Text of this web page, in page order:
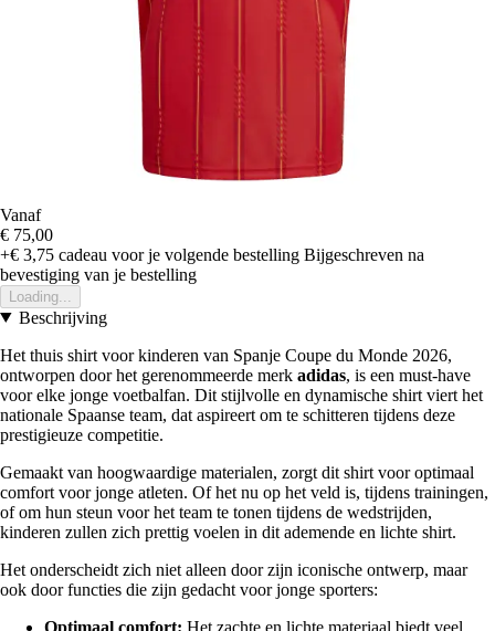
Vanaf
€ 75,00
+€ 3,75 cadeau voor je volgende bestelling Bijgeschreven na
bevestiging van je bestelling
Loading...
Beschrijving
Het thuis shirt voor kinderen van Spanje Coupe du Monde 2026,
ontworpen door het gerenommeerde merk adidas, is een must-have
voor elke jonge voetbalfan. Dit stijlvolle en dynamische shirt viert het
nationale Spaanse team, dat aspireert om te schitteren tijdens deze
prestigieuze competitie.
Gemaakt van hoogwaardige materialen, zorgt dit shirt voor optimaal
comfort voor jonge atleten. Of het nu op het veld is, tijdens trainingen,
of om hun steun voor het team te tonen tijdens de wedstrijden,
kinderen zullen zich prettig voelen in dit ademende en lichte shirt.
Het onderscheidt zich niet alleen door zijn iconische ontwerp, maar
ook door functies die zijn gedacht voor jonge sporters:
Optimaal comfort: Het zachte en lichte materiaal biedt veel